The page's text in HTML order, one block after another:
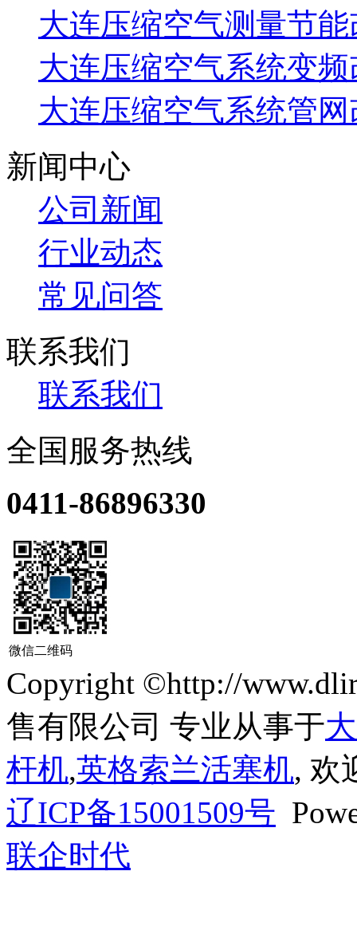
大连压缩空气测量节能
大连压缩空气系统变频
大连压缩空气系统管网
新闻中心
公司新闻
行业动态
常见问答
联系我们
联系我们
全国服务热线
0411-86896330
微信二维码
Copyright ©http://
售有限公司 专业从事于
杆机,英格索兰活塞机, 欢
辽ICP备15001509号
联企时代